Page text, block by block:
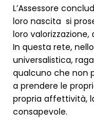
L’Assessore
loro nascita si
loro
In questa rete,
universalistica,
qualcuno che non
a prendere le
propria affettività,
consapevole.